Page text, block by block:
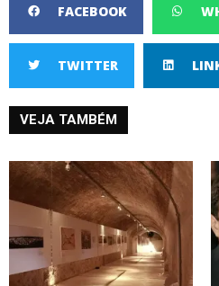
FACEBOOK
TWITTER
VEJA TAMBÉM